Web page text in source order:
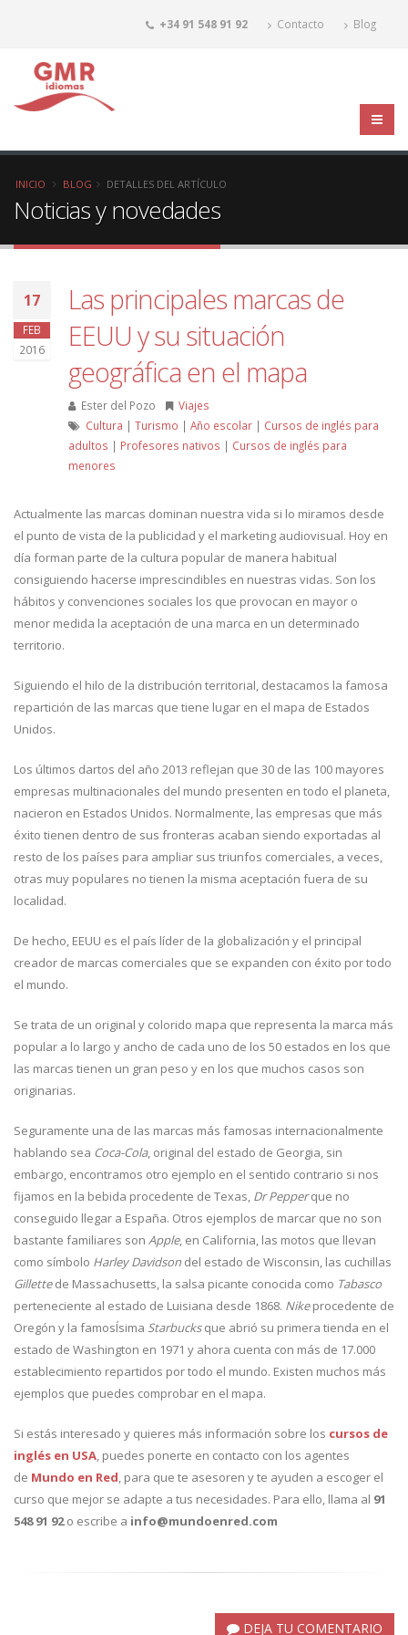
+34 91 548 91 92 Contacto Blog
INICIO BLOG DETALLES DEL ARTÍCULO
Noticias y novedades
17
FEB
2016
Las principales marcas de
EEUU y su situación
geográfica en el mapa
Ester del Pozo
Viajes
Cultura | Turismo | Año escolar | Cursos de inglés para
adultos | Profesores nativos | Cursos de inglés para
menores
Actualmente las marcas dominan nuestra vida si lo miramos desde
el punto de vista de la publicidad y el marketing audiovisual. Hoy en
día forman parte de la cultura popular de manera habitual
consiguiendo hacerse imprescindibles en nuestras vidas. Son los
hábitos y convenciones sociales los que provocan en mayor o
menor medida la aceptación de una marca en un determinado
territorio.
Siguiendo el hilo de la distribución territorial, destacamos la famosa
repartición de las marcas que tiene lugar en el mapa de Estados
Unidos.
Los últimos dartos del año 2013 reflejan que 30 de las 100 mayores
empresas multinacionales del mundo presenten en todo el planeta,
nacieron en Estados Unidos. Normalmente, las empresas que más
éxito tienen dentro de sus fronteras acaban siendo exportadas al
resto de los países para ampliar sus triunfos comerciales, a veces,
otras muy populares no tienen la misma aceptación fuera de su
localidad.
De hecho, EEUU es el país líder de la globalización y el principal
creador de marcas comerciales que se expanden con éxito por todo
el mundo.
Se trata de un original y colorido mapa que representa la marca más
popular a lo largo y ancho de cada uno de los 50 estados en los que
las marcas tienen un gran peso y en los que muchos casos son
originarias.
Seguramente una de las marcas más famosas internacionalmente
hablando sea Coca-Cola, original del estado de Georgia, sin
embargo, encontramos otro ejemplo en el sentido contrario si nos
fijamos en la bebida procedente de Texas, Dr Pepperque no
conseguido llegar a España. Otros ejemplos de marcar que no son
bastante familiares son Apple, en California, las motos que llevan
como símbolo Harley Davidson del estado de Wisconsin, las cuchillas
Gillettede Massachusetts, la salsa picante conocida como Tabasco
perteneciente al estado de Luisiana desde 1868. Nikeprocedente de
Oregón y la famosÍsima Starbucksque abrió su primera tienda en el
estado de Washington en 1971 y ahora cuenta con más de 17.000
establecimiento repartidos por todo el mundo. Existen muchos más
ejemplos que puedes comprobar en el mapa.
Si estás interesado y quieres más información sobre los cursos de
inglés en USA, puedes ponerte en contacto con los agentes
de Mundo en Red, para que te asesoren y te ayuden a escoger el
curso que mejor se adapte a tus necesidades. Para ello, llama al 91
548 91 92o escribe a info@mundoenred.com
DEJA TU COMENTARIO